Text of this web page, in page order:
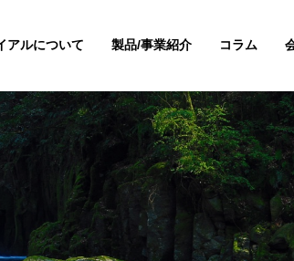
アルについて 製品/事業紹介 コラム